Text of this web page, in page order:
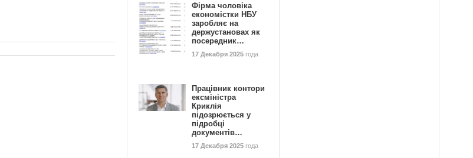
Фірма чоловіка
економістки НБУ
заробляє на
держустановах як
посередник…
17 Декабря 2025 года
Працівник контори
ексміністра
Криклія
підозрюється у
підробці
документів…
17 Декабря 2025 года